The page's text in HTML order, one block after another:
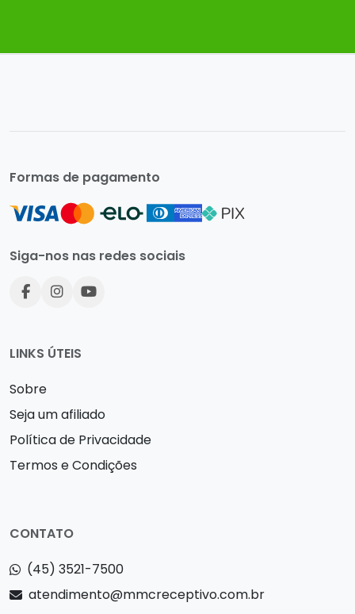
Formas de pagamento
Siga-nos nas redes sociais
LINKS ÚTEIS
Sobre
Seja um afiliado
Política de Privacidade
Termos e Condições
CONTATO
(45) 3521-7500
atendimento@mmcreceptivo.com.br